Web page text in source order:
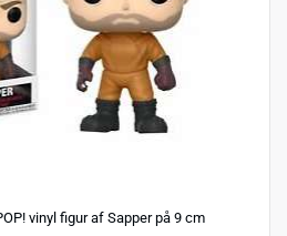
vinyl figur af Sapper på 9 cm